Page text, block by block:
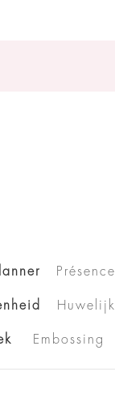
Présence
Huwelijk
Embossing